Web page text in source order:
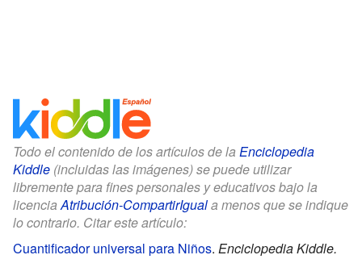
Todo el contenido de los artículos de la Enciclopedia
Kiddle (incluidas las imágenes) se puede utilizar
libremente para fines personales y educativos bajo la
licenciaAtribución-CompartirIguala menos que se indique
lo contrario. Citar este artículo:
Cuantificador universal para Niños. Enciclopedia Kiddle.